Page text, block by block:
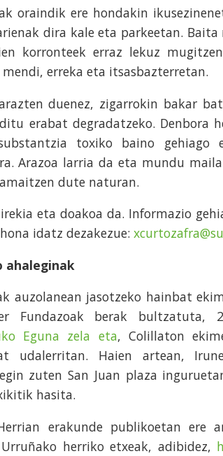
oraindik ere hondakin
dira kale eta parkeetan. Baita
korronteek erraz lekuz
erreka eta itsasbazterretan.
duenez, zigarrokin bakar
erabat degradatzeko. Denbora
toxiko baino gehiago
Arazoa larria da eta mundu
dute naturan.
eta doakoa da. Informazio
idatz dezakezue:
ahaleginak
auzolanean jasotzeko hainbat
Fundazoak berak bultzatuta,
Eguna zela eta, Colillaton
udalerritan. Haien artean,
zuten San Juan plaza
hasita.
erakunde publikoetan ere
herriko etxeak, adibidez,